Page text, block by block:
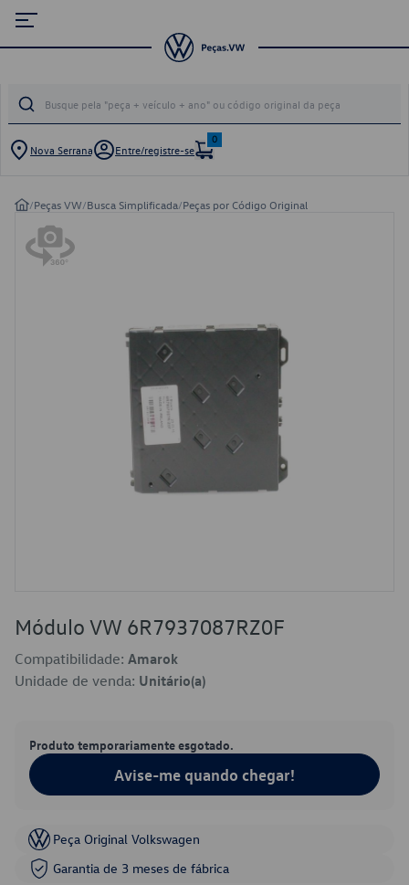
Nova Serrana Entre/registre-se
0
/Peças VW/Busca Simplificada/Peças por Código Original
Módulo VW 6R7937087RZ0F
Compatibilidade: Amarok
Unidade de venda: Unitário(a)
Produto temporariamente esgotado.
Avise-me quando chegar!
Peça Original Volkswagen
Garantia de 3 meses de fábrica